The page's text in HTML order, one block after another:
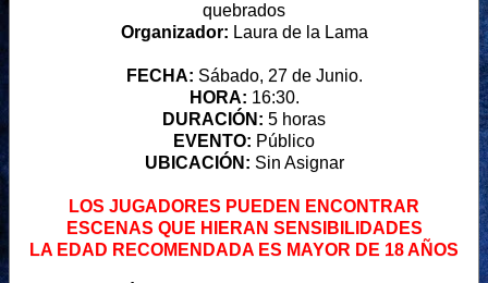
quebrados
Organizador: Laura de la Lama
FECHA: Sábado, 27 de Junio.
HORA: 16:30.
DURACIÓN: 5 horas
EVENTO: Público
UBICACIÓN: Sin Asignar
LOS JUGADORES PUEDEN ENCONTRAR
ESCENAS QUE HIERAN SENSIBILIDADES
LA EDAD RECOMENDADA ES MAYOR DE 18 AÑOS